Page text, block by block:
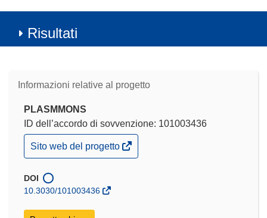
Risultati
Informazioni relative al progetto
PLASMMONS
ID dell’accordo di sovvenzione: 101003436
(si
apre
una
nuova
Sito web del progetto
DOI
10.3030/101003436